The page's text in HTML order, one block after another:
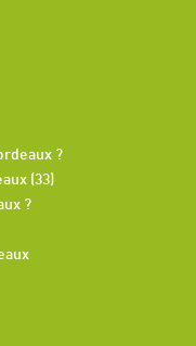
?
(33)
?